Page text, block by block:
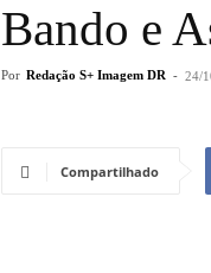
Bando e
Por Redação S+ Imagem DR - 24/
Compartilhado